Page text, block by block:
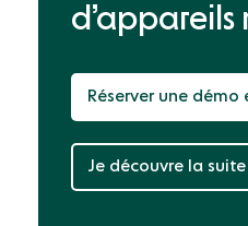
d’appareils
Réserver une démo
Je découvre la